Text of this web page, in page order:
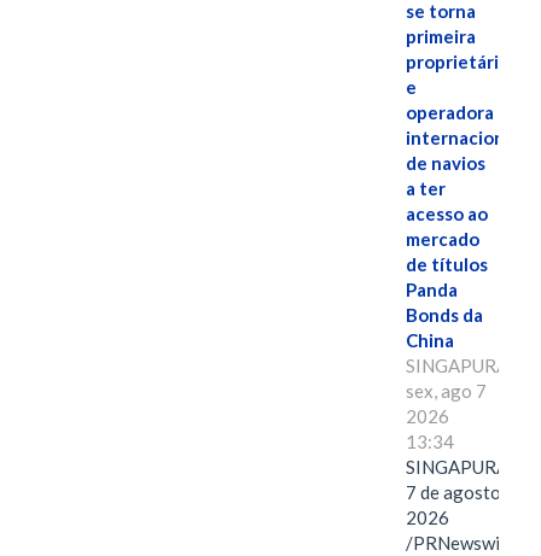
se torna
primeira
proprietária
e
operadora
internacional
de navios
a ter
acesso ao
mercado
de títulos
Panda
Bonds da
China
SINGAPURA,
sex, ago 7
2026
13:34
SINGAPURA,
7 de agosto de
2026
/PRNewswire/